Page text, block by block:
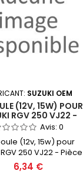
SUZUKI OEM
(12V, 15W) POUR
RGV 250 VJ22 -
D'ORIGINE SUZUKI
OEM
Avis:0
(12v, 15w) pour
250 VJ22 - Pièce
SUZUKI OEM
6,34 €